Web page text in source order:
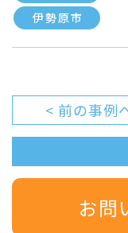
伊勢原市
< 前の事例
お問